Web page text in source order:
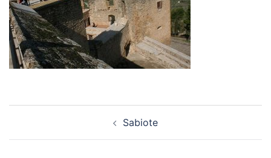
Navegación
entradas
Sabiote